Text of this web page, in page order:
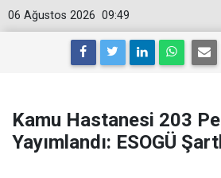
09:49
06 Ağustos 2026
Kamu Hastanesi 203
Yayımlandı: ESOGÜ